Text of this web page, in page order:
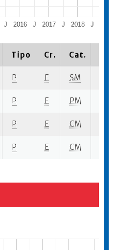
2016 2017 2018
J J J J
Tipo Cr. Cat.
P E SM
P E PM
P E CM
P E CM